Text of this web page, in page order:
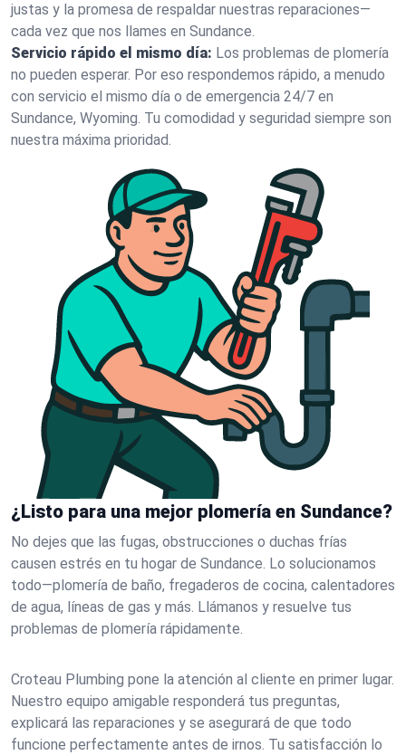
justas y la promesa de respaldar nuestras reparaciones—
cada vez que nos llames en Sundance.
Servicio rápido el mismo día: Los problemas de plomería
no pueden esperar. Por eso respondemos rápido, a menudo
con servicio el mismo día o de emergencia 24/7 en
Sundance, Wyoming. Tu comodidad y seguridad siempre son
nuestra máxima prioridad.
¿Listo para una mejor plomería en Sundance?
No dejes que las fugas, obstrucciones o duchas frías
causen estrés en tu hogar de Sundance. Lo solucionamos
todo—plomería de baño, fregaderos de cocina, calentadores
de agua, líneas de gas y más. Llámanos y resuelve tus
problemas de plomería rápidamente.
Croteau Plumbing pone la atención al cliente en primer lugar.
Nuestro equipo amigable responderá tus preguntas,
explicará las reparaciones y se asegurará de que todo
funcione perfectamente antes de irnos. Tu satisfacción lo